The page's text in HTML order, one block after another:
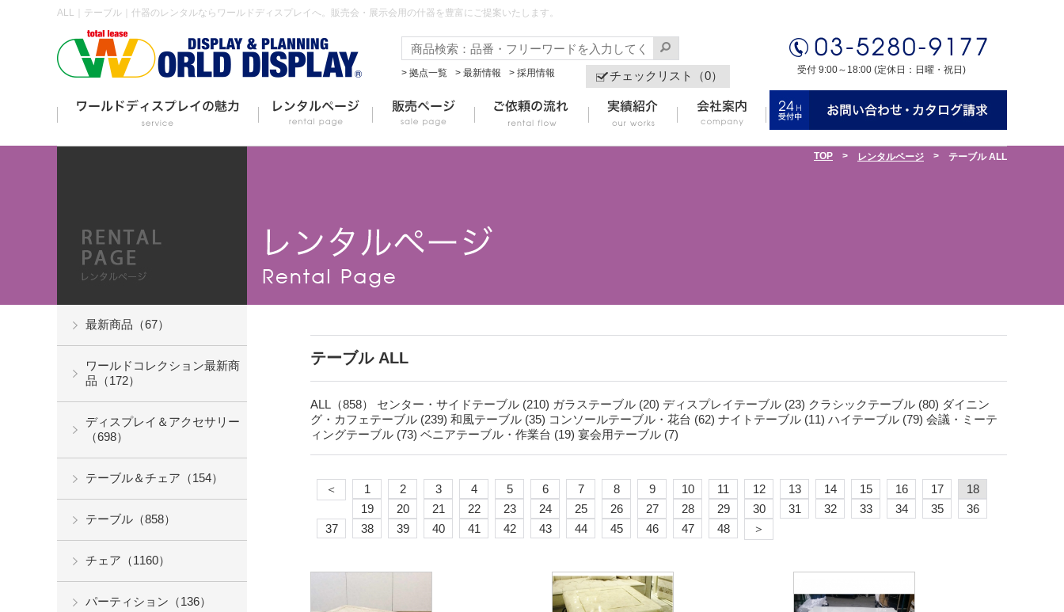
ALL｜テーブル｜什器のレンタルならワールドディスプレイへ。販売会・展示会用の什器を豊富にご提案いたします。
> 拠点一覧 > 最新情報 > 採用情報 チェックリスト（0） 受付 9:00～18:00 (定休日：日曜・祝日)
TOP > レンタルページ > テーブル ALL
テーブル ALL
ALL（858） センター・サイドテーブル (210) ガラステーブル (20) ディスプレイテーブル (23) クラシックテーブル (80) ダイニン
グ・カフェテーブル (239) 和風テーブル (35) コンソールテーブル・花台 (62) ナイトテーブル (11) ハイテーブル (79) 会議・ミーテ
ィングテーブル (73) ベニアテーブル・作業台 (19) 宴会用テーブル (7)
＜ 1 2 3 4 5 6 7 8 9 10 11 12 13 14 15 16 17
18
19
20 21 22 23 24 25 26 27 28 29 30 31 32 33 34 35
36
37
38 39 40 41 42 43 44 45 46 47 48 ＞
最新商品（67）
ワールドコレクション最新商
品（172）
ディスプレイ＆アクセサリー
（698）
テーブル＆チェア（154）
テーブル（858）
チェア（1160）
パーティション（136）